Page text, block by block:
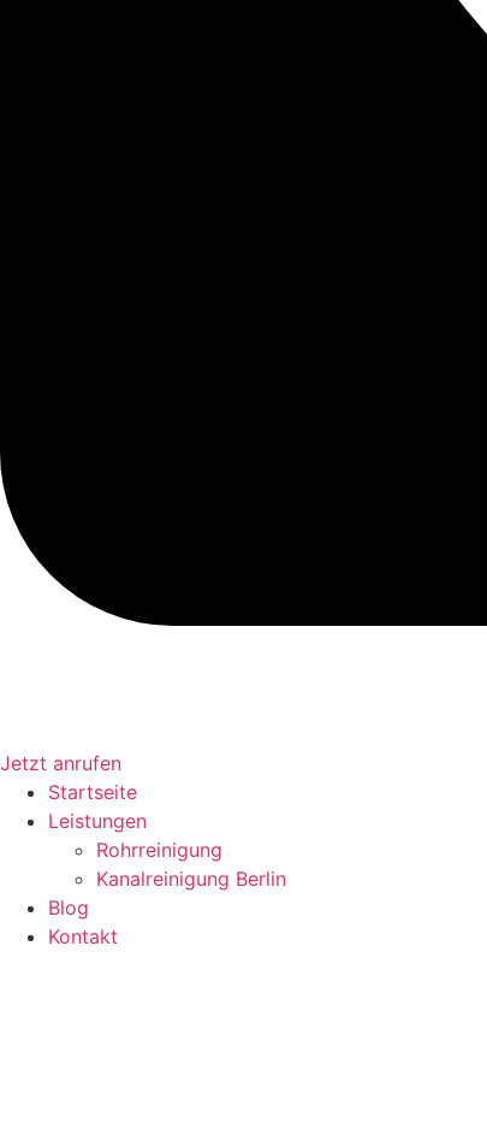
Jetzt anrufen
Startseite
Leistungen
Rohrreinigung
Kanalreinigung Berlin
Blog
Kontakt